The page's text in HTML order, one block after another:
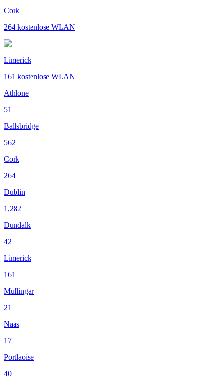
Cork
264 kostenlose WLAN
Limerick
161 kostenlose WLAN
Athlone
51
Ballsbridge
562
Cork
264
Dublin
1,282
Dundalk
42
Limerick
161
Mullingar
21
Naas
17
Portlaoise
40